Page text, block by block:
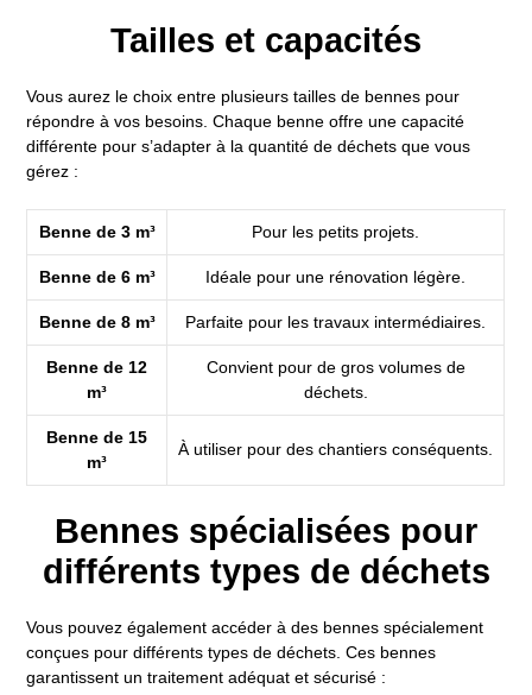
Tailles et capacités
Vous aurez le choix entre plusieurs tailles de bennes pour
répondre à vos besoins. Chaque benne offre une capacité
différente pour s’adapter à la quantité de déchets que vous
gérez :
Benne de 3 m³ Pour les petits projets.
Benne de 6 m³ Idéale pour une rénovation légère.
Benne de 8 m³ Parfaite pour les travaux intermédiaires.
Benne de 12
m³
Convient pour de gros volumes de
déchets.
Benne de 15
m³
À utiliser pour des chantiers conséquents.
Bennes spécialisées pour
différents types de déchets
Vous pouvez également accéder à des bennes spécialement
conçues pour différents types de déchets. Ces bennes
garantissent un traitement adéquat et sécurisé :